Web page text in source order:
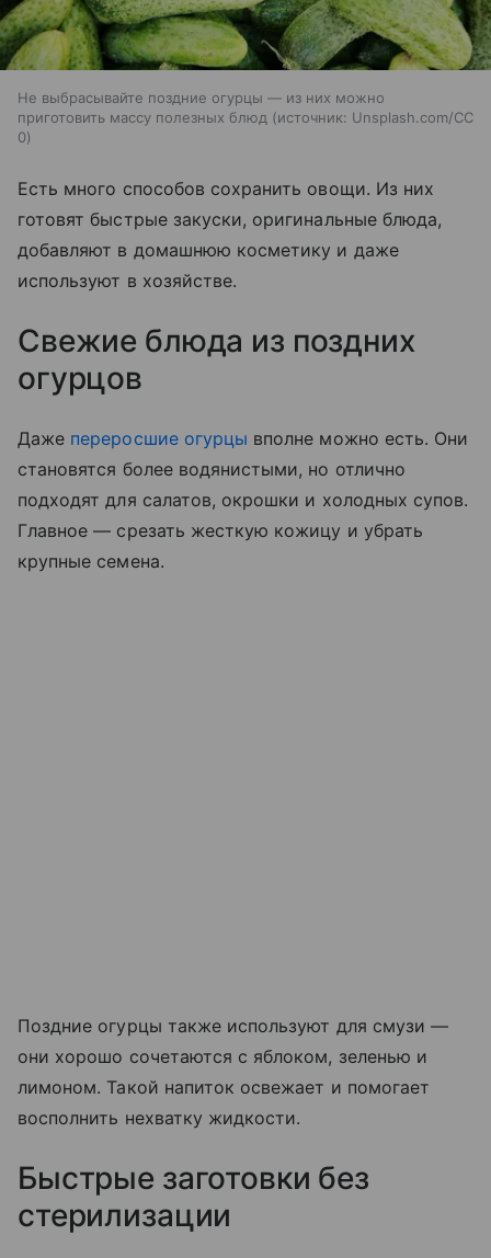
Не выбрасывайте поздние огурцы — из них можно
приготовить массу полезных блюд
источник: Unsplash.com/CC
0
Есть много способов сохранить овощи. Из них
готовят быстрые закуски, оригинальные блюда,
добавляют в домашнюю косметику и даже
используют в хозяйстве.
Свежие блюда из поздних
огурцов
Даже переросшие огурцы вполне можно есть. Они
становятся более водянистыми, но отлично
подходят для салатов, окрошки и холодных супов.
Главное — срезать жесткую кожицу и убрать
крупные семена.
Поздние огурцы также используют для смузи —
они хорошо сочетаются с яблоком, зеленью и
лимоном. Такой напиток освежает и помогает
восполнить нехватку жидкости.
Быстрые заготовки без
стерилизации